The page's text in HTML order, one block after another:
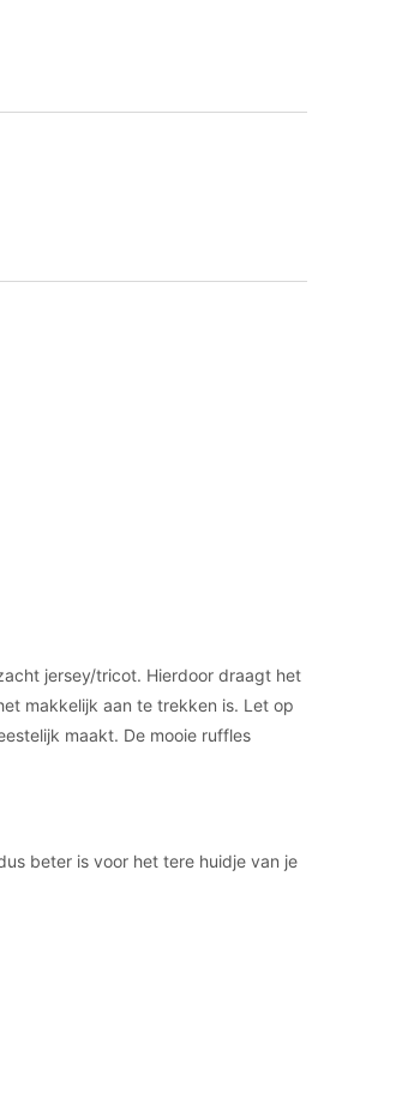
jersey/tricot. Hierdoor draagt het
makkelijk aan te trekken is. Let op
maakt. De mooie ruffles
beter is voor het tere huidje van je